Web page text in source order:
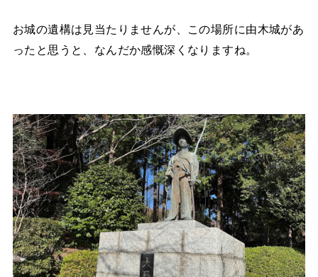
お城の遺構は見当たりませんが、この場所に由木城があ
ったと思うと、なんだか感慨深くなりますね。